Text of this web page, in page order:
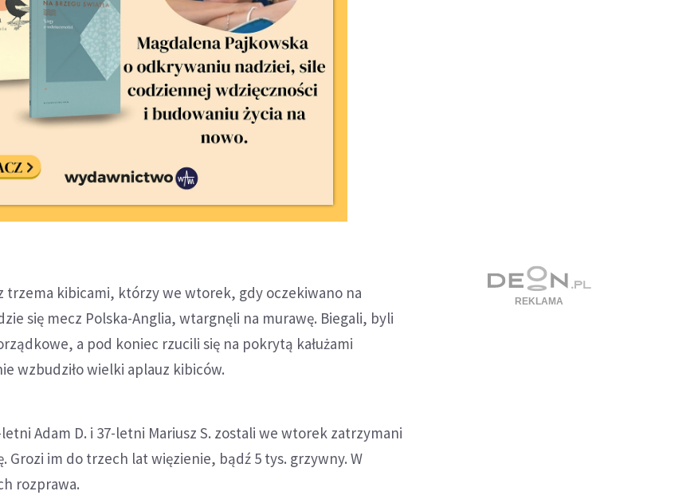
trzema kibicami, którzy we wtorek, gdy oczekiwano na
się mecz Polska-Anglia, wtargnęli na murawę. Biegali, byli
a pod koniec rzucili się na pokrytą kałużami
wzbudziło wielki aplauz kibiców.
Adam D. i 37-letni Mariusz S. zostali we wtorek zatrzymani
Grozi im do trzech lat więzienie, bądź 5 tys. grzywny. W
rozprawa.